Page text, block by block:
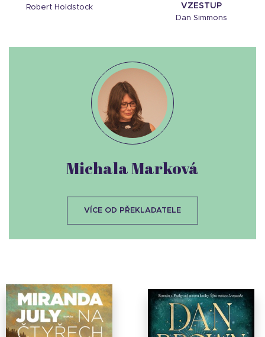
Robert Holdstock
VZESTUP
Dan Simmons
Michala Marková
VÍCE OD PŘEKLADATELE